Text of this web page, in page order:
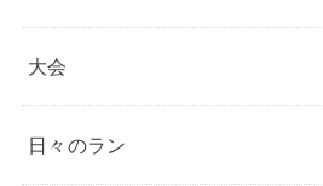
大会
日々のラン